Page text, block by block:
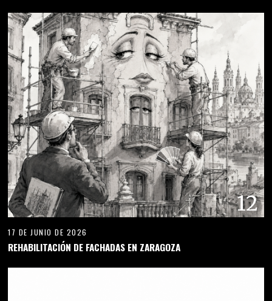
12
17 DE JUNIO DE 2026
REHABILITACIÓN DE FACHADAS EN ZARAGOZA